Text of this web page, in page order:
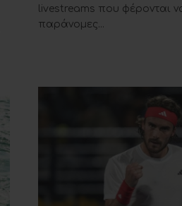
livestreams που φέρονται
παράνομες...